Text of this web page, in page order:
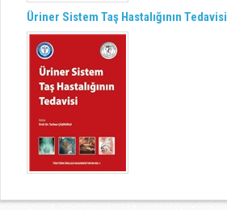
Üriner Sistem Taş Hastalığının Tedavisi